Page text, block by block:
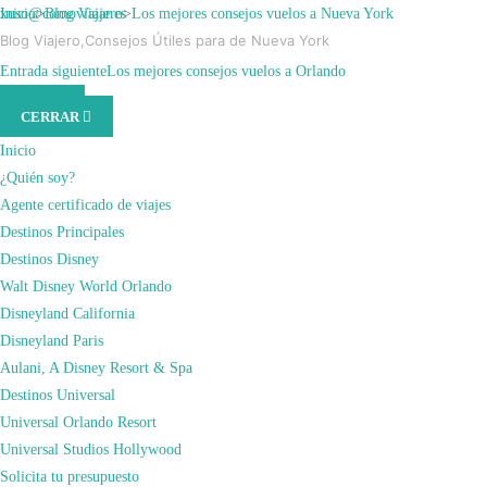
Saltar
al
contenido
tecla
Intro)
xuso@comoviajar.es
MENÚ
CERRAR
Inicio
¿Quién soy?
Agente certificado de viajes
Destinos Principales
Destinos Disney
Walt Disney World Orlando
Disneyland California
Disneyland Paris
Aulani, A Disney Resort & Spa
Destinos Universal
Universal Orlando Resort
Universal Studios Hollywood
Solicita tu presupuesto
Inicio>Blog Viajero>Los mejores consejos vuelos a Nueva York
Blog Viajero Consejos Útiles para de Nueva York
marzo 14, 2022marzo 7, 2024
LOS MEJORES
CONSEJOS VUELOS
A NUEVA YORK
¿Con qué compañía hay que volar hasta Nueva York? ¿Cuáles son los mejores
precios para conseguir un vuelo a New York City? Pues para contestar a
preguntas de este estilo y a otras parecidas, voy a contaros lo que suelo hacer
yo a la hora de afrontar un viaje de estas características. Aquí van mis mejores
consejos de vuelos a Nueva York:
• Como ya sabéis, he viajado en varias ocasiones a Nueva York y hasta el
Entrada anteriorCómo organizar un viaje
Entrada siguienteLos mejores consejos vuelos a Orlando